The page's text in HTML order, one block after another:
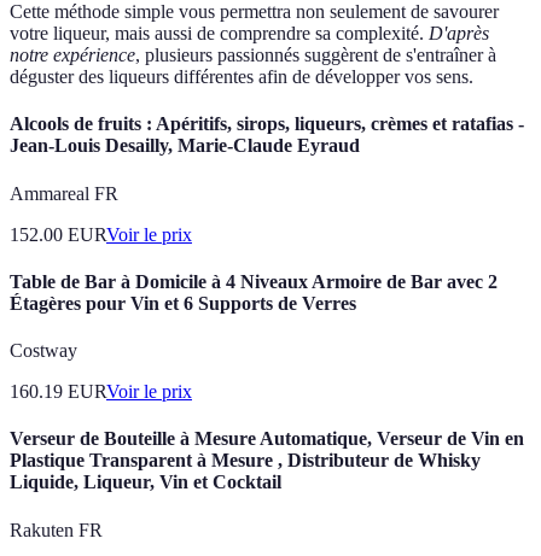
Cette méthode simple vous permettra non seulement de savourer
votre liqueur, mais aussi de comprendre sa complexité. D'après
notre expérience, plusieurs passionnés suggèrent de s'entraîner à
déguster des liqueurs différentes afin de développer vos sens.
Alcools de fruits : Apéritifs, sirops, liqueurs, crèmes et ratafias -
Jean-Louis Desailly, Marie-Claude Eyraud
Ammareal FR
152.00 EURVoir le prix
Table de Bar à Domicile à 4 Niveaux Armoire de Bar avec 2
Étagères pour Vin et 6 Supports de Verres
Costway
160.19 EURVoir le prix
Verseur de Bouteille à Mesure Automatique, Verseur de Vin en
Plastique Transparent à Mesure , Distributeur de Whisky
Liquide, Liqueur, Vin et Cocktail
Rakuten FR